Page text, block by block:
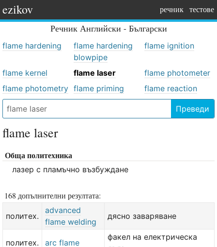
ezikov речник тестове
Речник Английски - Български
flame hardening
flame hardening
blowpipe
flame ignition
flame kernel flame laser
flame photometer
flame photometry flame priming flame reaction
Преведи
flame laser
Обща политехника
лазер с пламъчно възбуждане
168 допълнителни резултата:
политех.
advanced
flame welding
дясно заваряване
политех. arc flame
факел на електрическа